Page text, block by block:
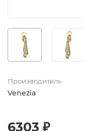
Производитель
Venezia
6303 ₽